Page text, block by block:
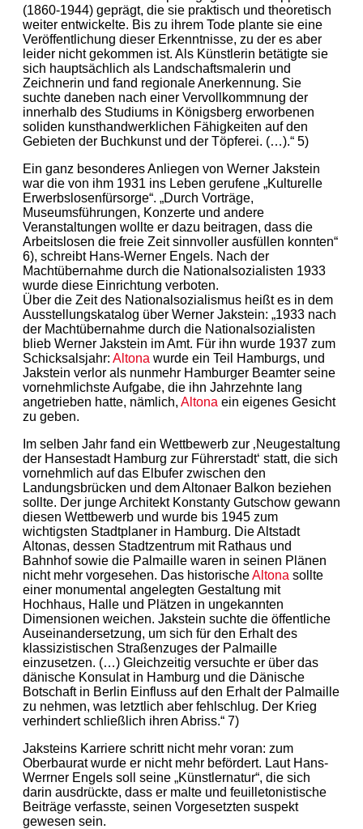
(1860-1944) geprägt, die sie praktisch und theoretisch
weiter entwickelte. Bis zu ihrem Tode plante sie eine
Veröffentlichung dieser Erkenntnisse, zu der es aber
leider nicht gekommen ist. Als Künstlerin betätigte sie
sich hauptsächlich als Landschaftsmalerin und
Zeichnerin und fand regionale Anerkennung. Sie
suchte daneben nach einer Vervollkommnung der
innerhalb des Studiums in Königsberg erworbenen
soliden kunsthandwerklichen Fähigkeiten auf den
Gebieten der Buchkunst und der Töpferei. (…).“ 5)
Ein ganz besonderes Anliegen von Werner Jakstein
war die von ihm 1931 ins Leben gerufene „Kulturelle
Erwerbslosenfürsorge“. „Durch Vorträge,
Museumsführungen, Konzerte und andere
Veranstaltungen wollte er dazu beitragen, dass die
Arbeitslosen die freie Zeit sinnvoller ausfüllen konnten“
6), schreibt Hans-Werner Engels. Nach der
Machtübernahme durch die Nationalsozialisten 1933
wurde diese Einrichtung verboten.
Über die Zeit des Nationalsozialismus heißt es in dem
Ausstellungskatalog über Werner Jakstein: „1933 nach
der Machtübernahme durch die Nationalsozialisten
blieb Werner Jakstein im Amt. Für ihn wurde 1937 zum
Schicksalsjahr: Altona wurde ein Teil Hamburgs, und
Jakstein verlor als nunmehr Hamburger Beamter seine
vornehmlichste Aufgabe, die ihn Jahrzehnte lang
angetrieben hatte, nämlich, Altona ein eigenes Gesicht
zu geben.
Im selben Jahr fand ein Wettbewerb zur ‚Neugestaltung
der Hansestadt Hamburg zur Führerstadt‘ statt, die sich
vornehmlich auf das Elbufer zwischen den
Landungsbrücken und dem Altonaer Balkon beziehen
sollte. Der junge Architekt Konstanty Gutschow gewann
diesen Wettbewerb und wurde bis 1945 zum
wichtigsten Stadtplaner in Hamburg. Die Altstadt
Altonas, dessen Stadtzentrum mit Rathaus und
Bahnhof sowie die Palmaille waren in seinen Plänen
nicht mehr vorgesehen. Das historischeAltona sollte
einer monumental angelegten Gestaltung mit
Hochhaus, Halle und Plätzen in ungekannten
Dimensionen weichen. Jakstein suchte die öffentliche
Auseinandersetzung, um sich für den Erhalt des
klassizistischen Straßenzuges der Palmaille
einzusetzen. (…) Gleichzeitig versuchte er über das
dänische Konsulat in Hamburg und die Dänische
Botschaft in Berlin Einfluss auf den Erhalt der Palmaille
zu nehmen, was letztlich aber fehlschlug. Der Krieg
verhindert schließlich ihren Abriss.“ 7)
Jaksteins Karriere schritt nicht mehr voran: zum
Oberbaurat wurde er nicht mehr befördert. Laut Hans-
Werrner Engels soll seine „Künstlernatur“, die sich
darin ausdrückte, dass er malte und feuilletonistische
Beiträge verfasste, seinen Vorgesetzten suspekt
gewesen sein.